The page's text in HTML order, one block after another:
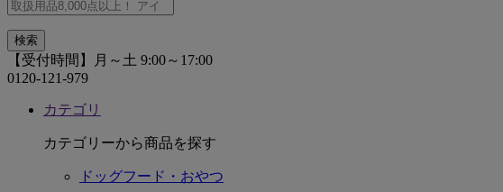
【受付時間】月～土 9:00～17:00
0120-121-979
カテゴリ
カテゴリーから商品を探す
ドッグフード・おやつ